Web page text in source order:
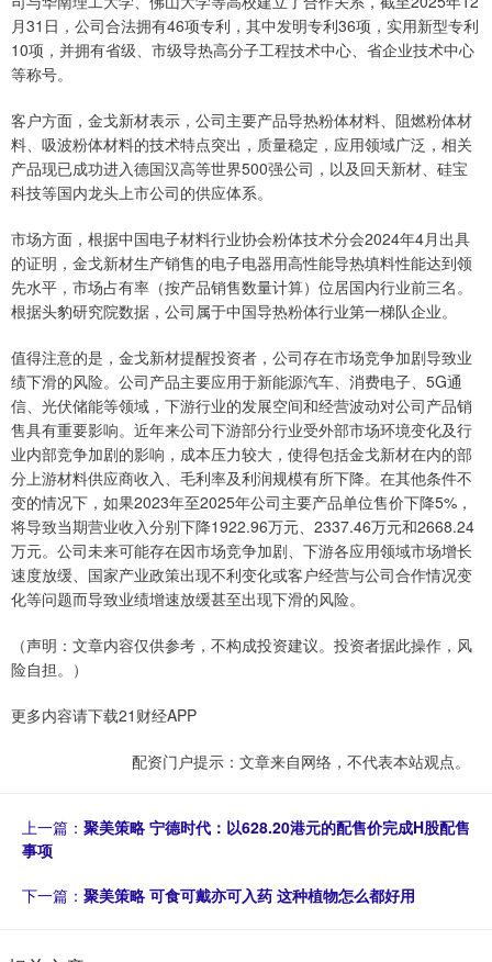
月31日，公司合法拥有46项专利，其中发明专利36项，实用新型专利
10项，并拥有省级、市级导热高分子工程技术中心、省企业技术中心
等称号。
客户方面，金戈新材表示，公司主要产品导热粉体材料、阻燃粉体材
料、吸波粉体材料的技术特点突出，质量稳定，应用领域广泛，相关
产品现已成功进入德国汉高等世界500强公司，以及回天新材、硅宝
科技等国内龙头上市公司的供应体系。
市场方面，根据中国电子材料行业协会粉体技术分会2024年4月出具
的证明，金戈新材生产销售的电子电器用高性能导热填料性能达到领
先水平，市场占有率（按产品销售数量计算）位居国内行业前三名。
根据头豹研究院数据，公司属于中国导热粉体行业第一梯队企业。
值得注意的是，金戈新材提醒投资者，公司存在市场竞争加剧导致业
绩下滑的风险。公司产品主要应用于新能源汽车、消费电子、5G通
信、光伏储能等领域，下游行业的发展空间和经营波动对公司产品销
售具有重要影响。近年来公司下游部分行业受外部市场环境变化及行
业内部竞争加剧的影响，成本压力较大，使得包括金戈新材在内的部
分上游材料供应商收入、毛利率及利润规模有所下降。在其他条件不
变的情况下，如果2023年至2025年公司主要产品单位售价下降5%，
将导致当期营业收入分别下降1922.96万元、2337.46万元和2668.24
万元。公司未来可能存在因市场竞争加剧、下游各应用领域市场增长
速度放缓、国家产业政策出现不利变化或客户经营与公司合作情况变
化等问题而导致业绩增速放缓甚至出现下滑的风险。
（声明：文章内容仅供参考，不构成投资建议。投资者据此操作，风
险自担。）
更多内容请下载21财经APP
配资门户提示：文章来自网络，不代表本站观点。
上一篇： 聚美策略 宁德时代：以628.20港元的配售价完成H股配售
事项
下一篇： 聚美策略 可食可戴亦可入药 这种植物怎么都好用